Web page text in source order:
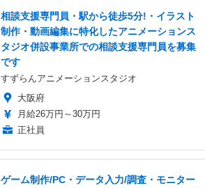
相談支援専門員・駅から徒歩5分!・イラスト
制作・動画編集に特化したアニメーションス
タジオ併設事業所での相談支援専門員を募集
です
すずらんアニメーションスタジオ
大阪府
月給26万円～30万円
正社員
ゲーム制作/PC・データ入力/調査・モニター